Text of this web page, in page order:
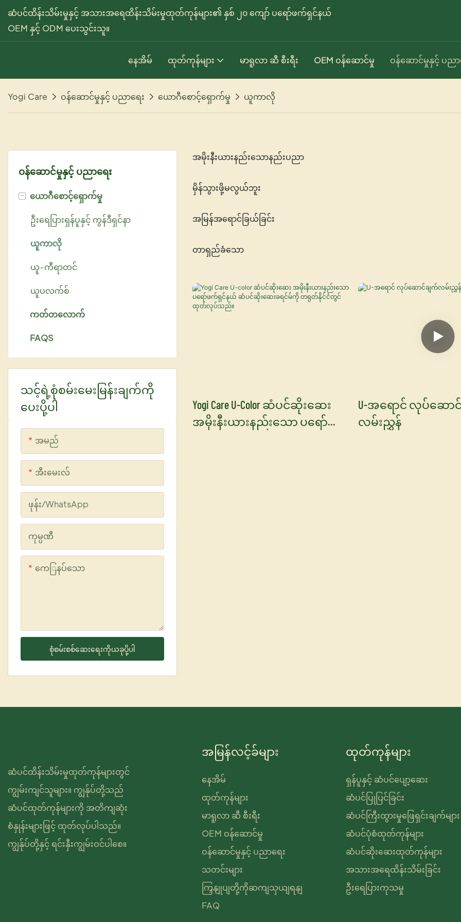
ဆံပင်ထိန်းသိမ်းမှုနှင့် အသားအရေထိန်းသိမ်းမှုထုတ်ကုန်များ၏ နှစ် ၂၀ ကျော် ပရော်ဖက်ရှင်နယ်
OEM နှင့် ODM ပေးသွင်းသူ။
နေအိမ် ထုတ်ကုန်များ မာရူလာ ဆီ စီးရီး OEM ဝန်ဆောင်မှု ဝန်ဆောင်မှုနှင့် ပညာ
Yogi Care ဝန်ဆောင်မှုနှင့် ပညာရေး ယောဂီစောင့်ရှောက်မှု ယူကာလို
ဝန်ဆောင်မှုနှင့် ပညာရေး
- ယောဂီစောင့်ရှောက်မှု
ဦးရေပြားရှန်ပူနှင့် ကွန်ဒီရှင်နာ
ယူကာလို
ယူ-ကီရာတင်
ယူပလက်စ်
ကတ်တလောက်
FAQS
သင့်ရဲ့စုံစမ်းမေးမြန်းချက်ကို
ပေးပို့ပါ
အမည်
အီးမေးလ်
ဖုန်း/whatsApp
ကုမ္ပဏီ
ကေြနပ်သော
စုံစမ်းစစ်ဆေးရေးကိုယခုပို့ပါ
အမိုးနီးယားနည်းသောနည်းပညာ
မှိန်သွားဖို့မလွယ်ဘူး
အမြန်အရောင်ခြယ်ခြင်း
တာရှည်ခံသော
Yogi Care U-Color ဆံပင်ဆိုးဆေး
အမိုးနီးယားနည်းသော ပရော်
U-အရောင် လုပ်ဆော
လမ်းညွှန်
ဆံပင်ထိန်းသိမ်းမှုထုတ်ကုန်များတွင်
ကျွမ်းကျင်သူများ။ ကျွန်ုပ်တို့သည်
ဆံပင်ထုတ်ကုန်များကို အတိကျဆုံး
စံနှုန်းများဖြင့် ထုတ်လုပ်ပါသည်။
ကျွန်ုပ်တို့နှင့် ရင်းနှီးကျွမ်းဝင်ပါစေ။
အမြန်လင့်ခ်များ
နေအိမ်
ထုတ်ကုန်များ
မာရူလာ ဆီ စီးရီး
OEM ဝန်ဆောင်မှု
ဝန်ဆောင်မှုနှင့် ပညာရေး
သတင်းများ
ကြှနျုပျတို့ကိုဆကျသှယျရနျ
FAQ
ထုတ်ကုန်များ
ရှန်ပူနှင့် ဆံပင်ပျော့ဆေး
ဆံပင်ပြုပြင်ခြင်း
ဆံပင်ကြီးထွားမှုဖြေရှင်းချက်များ
ဆံပင်ပုံစံထုတ်ကုန်များ
ဆံပင်ဆိုးဆေးထုတ်ကုန်များ
အသားအရေထိန်းသိမ်းခြင်း
ဦးရေပြားကုသမှု